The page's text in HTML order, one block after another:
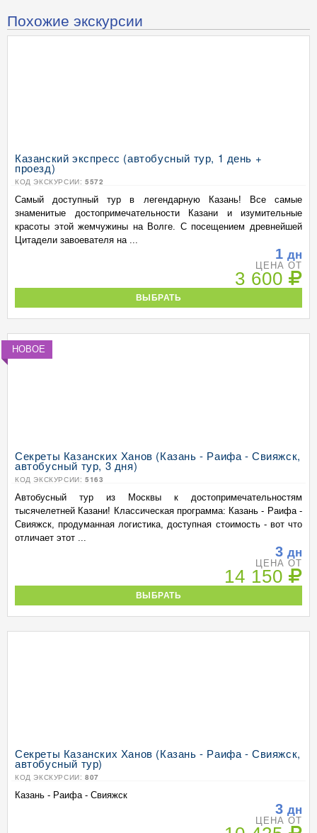
Похожие экскурсии
Казанский экспресс (автобусный тур, 1 день +
проезд)
КОД ЭКСКУРСИИ: 5572
Самый доступный тур в легендарную Казань! Все самые
знаменитые достопримечательности Казани и изумительные
красоты этой жемчужины на Волге. С посещением древнейшей
Цитадели завоевателя на ...
1 дн
ЦЕНА ОТ
3 600
ВЫБРАТЬ
НОВОЕ
Секреты Казанских Ханов (Казань - Раифа - Свияжск,
автобусный тур, 3 дня)
КОД ЭКСКУРСИИ: 5163
Автобусный тур из Москвы к достопримечательностям
тысячелетней Казани! Классическая программа: Казань - Раифа -
Свияжск, продуманная логистика, доступная стоимость - вот что
отличает этот ...
3 дн
ЦЕНА ОТ
14 150
ВЫБРАТЬ
Секреты Казанских Ханов (Казань - Раифа - Свияжск,
автобусный тур)
КОД ЭКСКУРСИИ: 807
Казань - Раифа - Свияжск
3 дн
ЦЕНА ОТ